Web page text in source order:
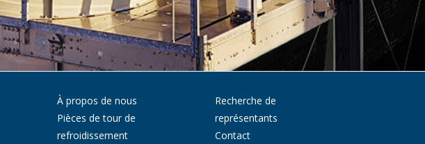
À propos de nous
Pièces de tour de
refroidissement
Recherche de
représentants
Contact